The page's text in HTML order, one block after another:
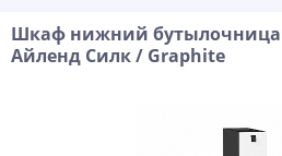
Шкаф нижний бутылочница
Айленд Силк / Graphite